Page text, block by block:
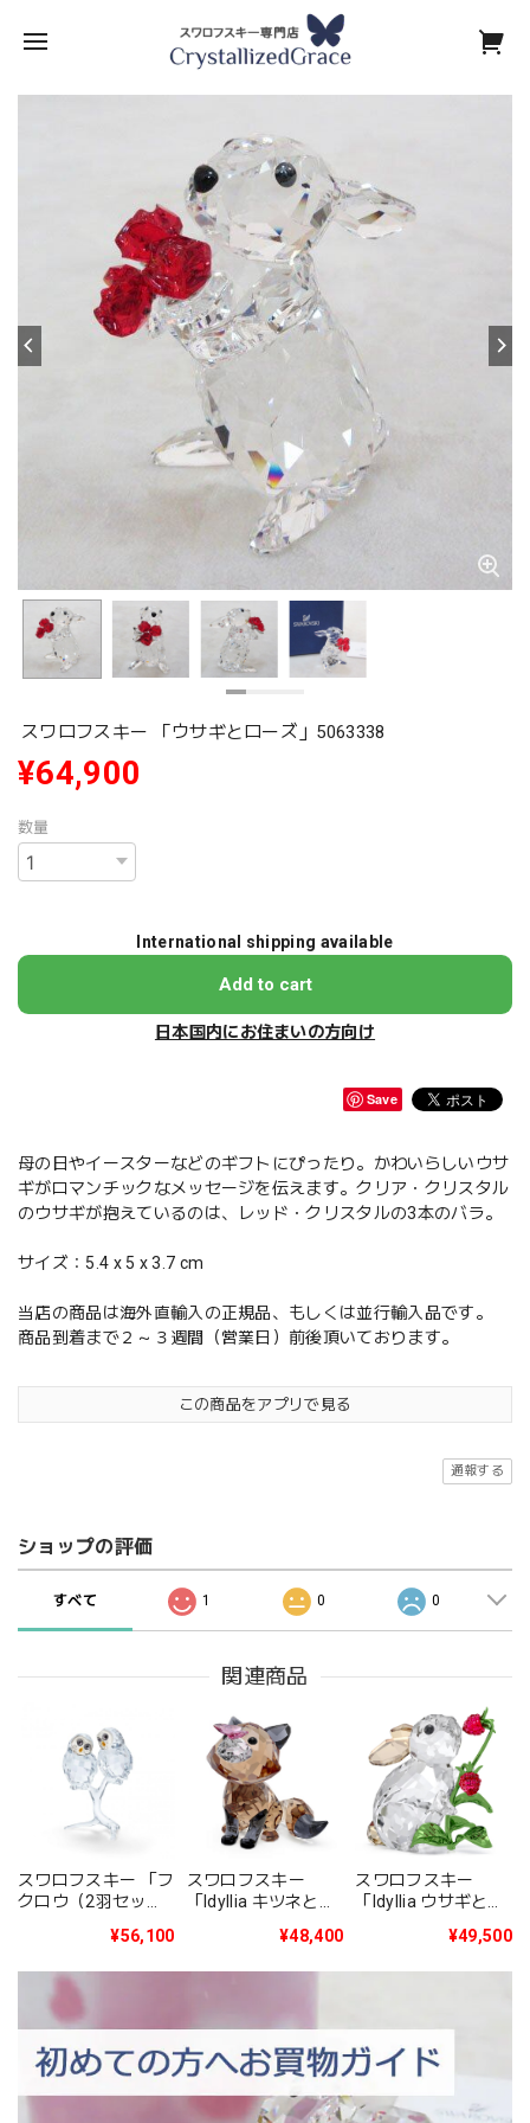
スワロフスキー 「ウサギとローズ」5063338
¥64,900
数量
International shipping available
Add to cart
日本国内にお住まいの方向け
Save
母の日やイースターなどのギフトにぴったり。かわいらしいウサ
ギがロマンチックなメッセージを伝えます。クリア・クリスタル
のウサギが抱えているのは、レッド・クリスタルの3本のバラ。
サイズ：5.4 x 5 x 3.7 cm
当店の商品は海外直輸入の正規品、もしくは並行輸入品です。
商品到着まで２～３週間（営業日）前後頂いております。
この商品をアプリで見る
通報する
ショップの評価
すべて 1 0 0
関連商品
スワロフスキー 「フ
クロウ（2羽セッ
¥56,100
スワロフスキー
「Idyllia キツネとチ
¥48,400
スワロフスキー
「Idyllia ウサギと木
¥49,500